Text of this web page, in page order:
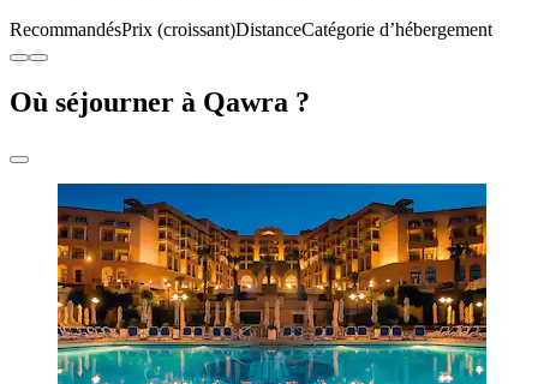
RecommandésPrix (croissant)DistanceCatégorie d’hébergement
Où séjourner à Qawra ?